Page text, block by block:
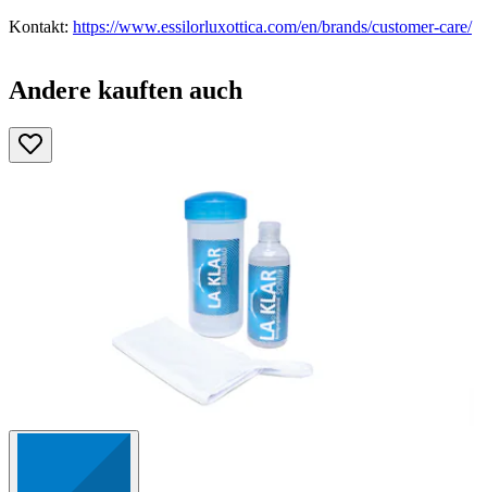
Kontakt: https://www.essilorluxottica.com/en/brands/customer-care/
Andere kauften auch